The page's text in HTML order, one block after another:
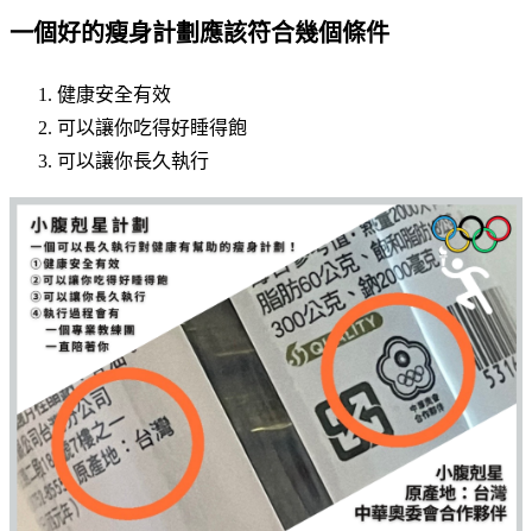
一個好的瘦身計劃應該符合幾個條件
健康安全有效
可以讓你吃得好睡得飽
可以讓你長久執行